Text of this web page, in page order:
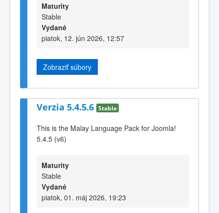
Maturity
Stable
Vydané
piatok, 12. jún 2026, 12:57
Zobraziť súbory
Verzia 5.4.5.6 Stable
This is the Malay Language Pack for Joomla!
5.4.5 (v6)
Maturity
Stable
Vydané
piatok, 01. máj 2026, 19:23